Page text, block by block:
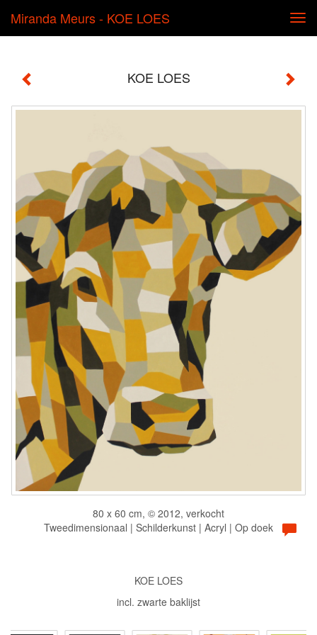
Miranda Meurs - KOE LOES
KOE LOES
80 x 60 cm, © 2012, verkocht
Tweedimensionaal | Schilderkunst | Acryl | Op doek
KOE LOES
incl. zwarte baklijst